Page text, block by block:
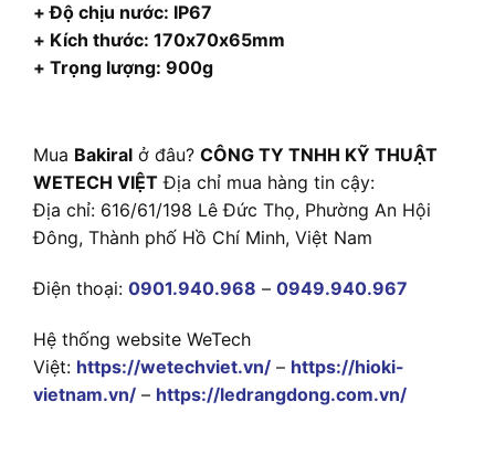
+ Độ chịu nước: IP67
+ Kích thước: 170x70x65mm
+ Trọng lượng: 900g
Mua Bakiral ở đâu? CÔNG TY TNHH KỸ THUẬT
WETECH VIỆT Địa chỉ mua hàng tin cậy:
Địa chỉ: 616/61/198 Lê Đức Thọ, Phường An Hội
Đông, Thành phố Hồ Chí Minh, Việt Nam
Điện thoại: 0901.940.968 – 0949.940.967
Hệ thống website WeTech
Việt: https://wetechviet.vn/ – https://hioki-
vietnam.vn/ – https://ledrangdong.com.vn/